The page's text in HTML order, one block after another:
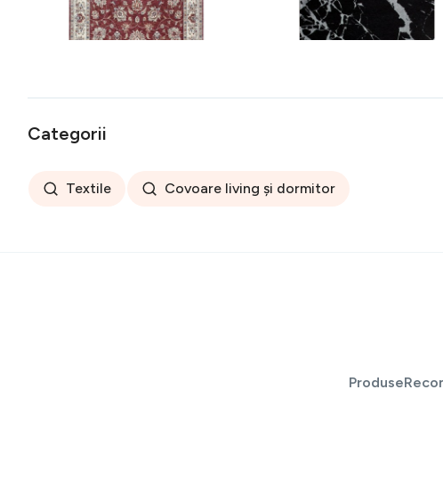
441 lei
Categorii
Textile Covoare living și dormitor
Produse